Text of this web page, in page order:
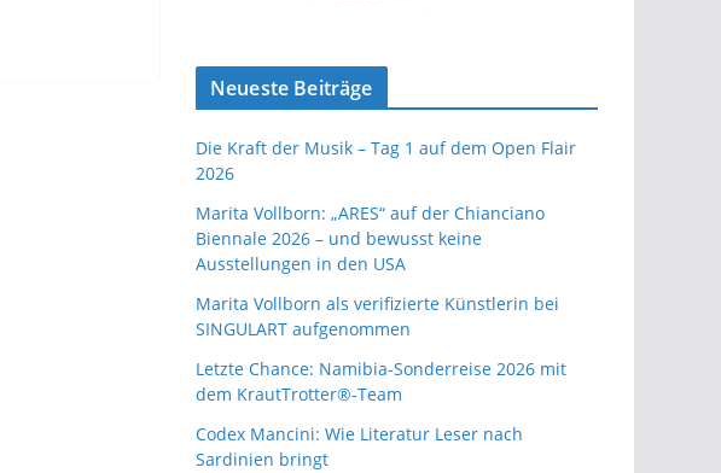
Neueste Beiträge
Die Kraft der Musik – Tag 1 auf dem Open Flair
2026
Marita Vollborn: „ARES“ auf der Chianciano
Biennale 2026 – und bewusst keine
Ausstellungen in den USA
Marita Vollborn als verifizierte Künstlerin bei
SINGULART aufgenommen
Letzte Chance: Namibia-Sonderreise 2026 mit
dem KrautTrotter®-Team
Codex Mancini: Wie Literatur Leser nach
Sardinien bringt